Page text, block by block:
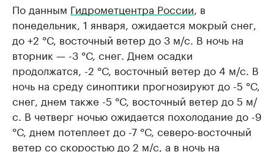
По данным Гидрометцентра России , в
понедельник, 1 января, ожидается мокрый снег,
до +2 °С, восточный ветер до 3 м/с. В ночь на
вторник — -3 °С, снег. Днем осадки
продолжатся, -2 °С, восточный ветер до 4 м/с. В
ночь на среду синоптики прогнозируют до -5 °С,
снег, днем также -5 °С, восточный ветер до 5 м/
с. В четверг ночью ожидается похолодание до -9
°С, днем потеплеет до -7 °С, северо-восточный
ветер со скоростью до 2 м/с, а в ночь на